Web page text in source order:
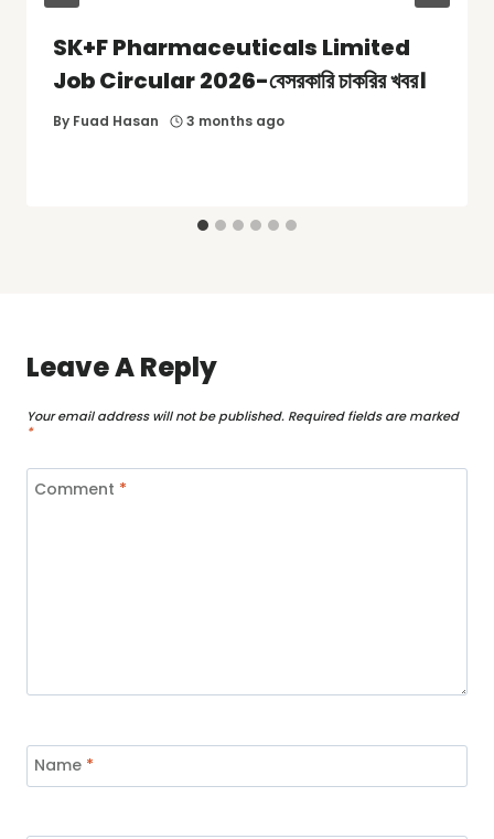
SK+F Pharmaceuticals Limited
Job Circular 2026-বেসরকারি চাকরির খবর।
By Fuad Hasan 3 months ago
Leave A Reply
Your email address will not be published. Required fields are marked
*
Comment *
Name *